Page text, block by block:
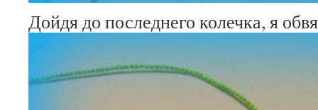
Дойдя до последнего колечка, я